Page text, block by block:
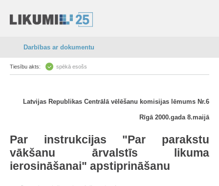
Darbības ar dokumentu
Tiesību akts: spēkā esošs
Latvijas Republikas Centrālā vēlēšanu komisijas lēmums Nr.6
Rīgā 2000.gada 8.maijā
Par instrukcijas "Par parakstu
vākšanu ārvalstīs likuma
ierosināšanai" apstiprināšanu